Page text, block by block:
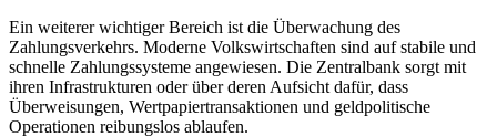
Ein weiterer wichtiger Bereich ist die Überwachung des
Zahlungsverkehrs. Moderne Volkswirtschaften sind auf stabile und
schnelle Zahlungssysteme angewiesen. Die Zentralbank sorgt mit
ihren Infrastrukturen oder über deren Aufsicht dafür, dass
Überweisungen, Wertpapiertransaktionen und geldpolitische
Operationen reibungslos ablaufen.